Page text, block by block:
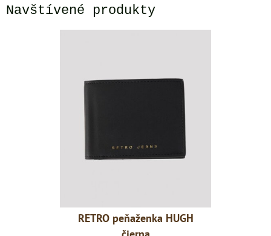
Navštívené produkty
RETRO peňaženka HUGH